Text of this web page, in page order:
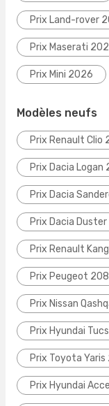
Prix Land-rover
Prix Maserati
Prix Mini 2026
Modèles neufs
Prix Renault Clio
Prix Dacia Logan
Prix Dacia
Prix Dacia
Prix Renault
Prix Peugeot
Prix Nissan
Prix Hyundai
Prix Toyota
Prix Hyundai